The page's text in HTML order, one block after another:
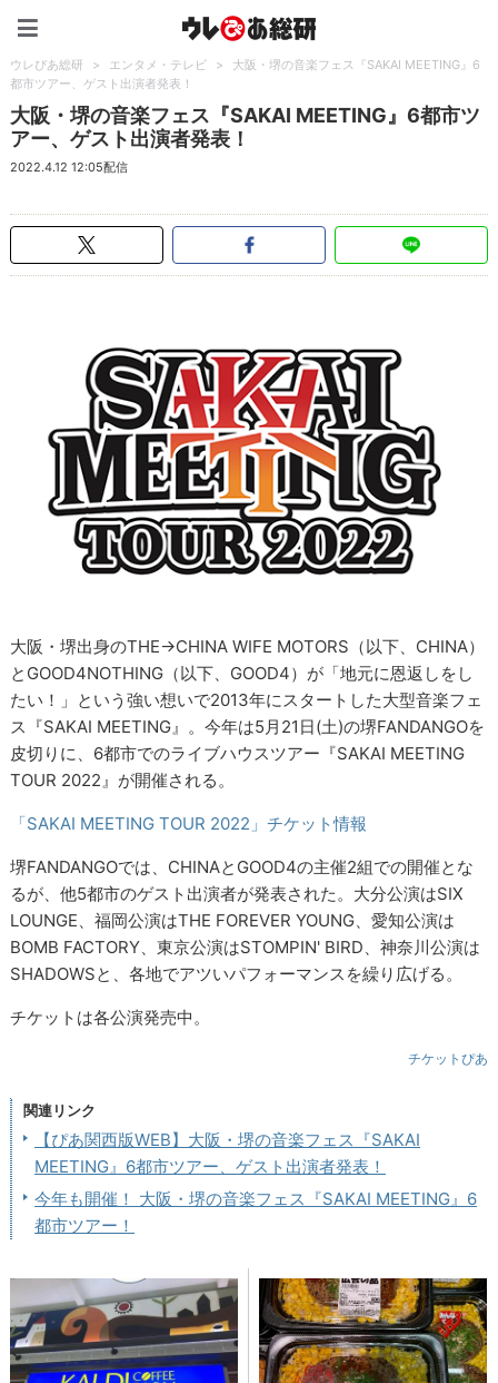
ウレぴあ総研 > エンタメ・テレビ >
大阪・堺の音楽フェス『SAKAI MEETING』6
都市ツアー、ゲスト出演者発表！
大阪・堺の音楽フェス『SAKAI MEETING』6都市ツ
アー、ゲスト出演者発表！
2022.4.12 12:05配信
大阪・堺出身のTHE→CHINA WIFE MOTORS（以下、CHINA）
とGOOD4NOTHING（以下、GOOD4）が「地元に恩返しをし
たい！」という強い想いで2013年にスタートした大型音楽フェ
ス『SAKAI MEETING』。今年は5月21日(土)の堺FANDANGOを
皮切りに、6都市でのライブハウスツアー『SAKAI MEETING
TOUR 2022』が開催される。
「SAKAI MEETING TOUR 2022」チケット情報
堺FANDANGOでは、CHINAとGOOD4の主催2組での開催とな
るが、他5都市のゲスト出演者が発表された。大分公演はSIX
LOUNGE、福岡公演はTHE FOREVER YOUNG、愛知公演は
BOMB FACTORY、東京公演はSTOMPIN' BIRD、神奈川公演は
SHADOWSと、各地でアツいパフォーマンスを繰り広げる。
チケットは各公演発売中。
チケットぴあ
関連リンク
【ぴあ関西版WEB】大阪・堺の音楽フェス『SAKAI
MEETING』6都市ツアー、ゲスト出演者発表！
今年も開催！ 大阪・堺の音楽フェス『SAKAI MEETING』6
都市ツアー！